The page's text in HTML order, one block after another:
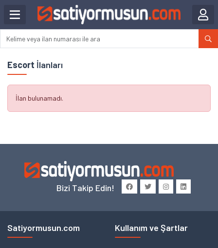
Escort İlanları
İlan bulunamadı.
Bizi Takip Edin!
Satiyormusun.com Kullanım ve Şartlar